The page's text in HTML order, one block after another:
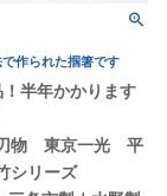
作られた掴箸です
半年かかります
物 東京一光 平
シリーズ